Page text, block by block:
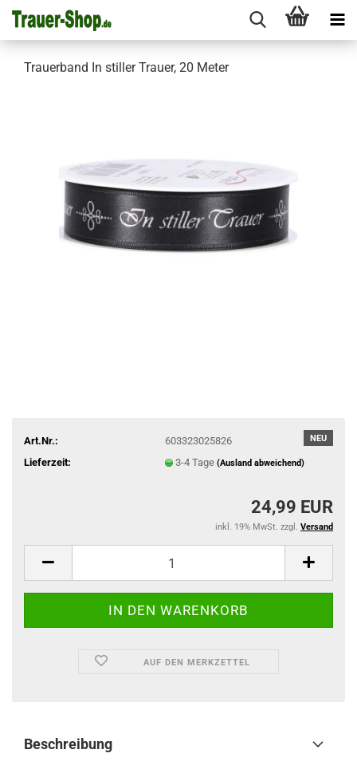
Trauerband In stiller Trauer, 20 Meter
NEU
Art.Nr.:
603323025826
Lieferzeit:
3-4 Tage (Ausland abweichend)
24,99 EUR
inkl. 19% MwSt. zzgl. Versand
AUF DEN MERKZETTEL
Beschreibung